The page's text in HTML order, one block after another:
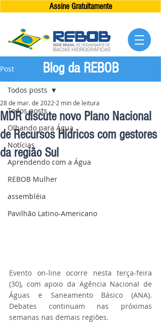
Assine Gratuitamente
Post
Todos posts
Olhando para Água
Notícias
Aprendendo com a Água
REBOB Mulher
assembléia
Pavilhão Latino-Americano
Todos posts
MDR discute novo Plano Nacional
de Recursos Hídricos com gestores
da região Sul
28 de mar. de 2022 2 min de leitura
Evento on-line ocorre nesta terça-feira
(30), com apoio da Agência Nacional de
Águas e Saneamento Básico (ANA).
Debates continuam nas próximas
semanas nas demais regiões.
Blog da REBOB